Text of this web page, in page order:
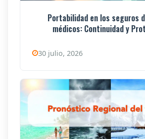
Portabilidad en los seguros
médicos: Continuidad y
30 julio, 2026